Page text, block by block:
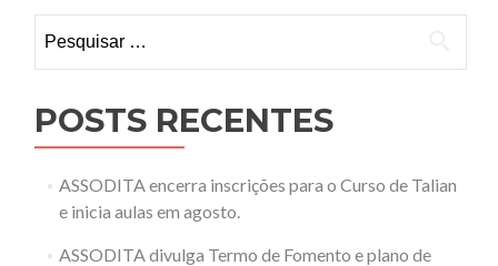
por:
POSTS RECENTES
ASSODITA encerra inscrições para o Curso de Talian
e inicia aulas em agosto.
ASSODITA divulga Termo de Fomento e plano de